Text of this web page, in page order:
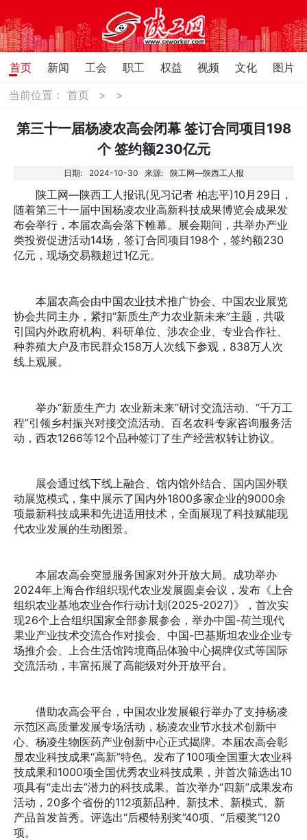
首页 新闻 工会 职工 权益 视频 文化
图片
当前位置：首页 > >
第三十一届杨凌农高会闭幕 签订合同项目198
个 签约额230亿元
日期: 2024-10-30 来源: 陕工网—陕西工人报
陕工网—陕西工人报讯(见习记者 柏志平)10月29日，
随着第三十一届中国杨凌农业高新科技成果博览会成果发
布会举行，本届农高会落下帷幕。展会期间，共举办产业
类投资促进活动14场，签订合同项目198个，签约额230
亿元，现场交易额超过1亿元。
本届农高会由中国农业技术推广协会、中国农业展览
协会共同主办，紧扣“新质生产力农业新未来”主题，共吸
引国内外政府机构、科研单位、涉农企业、专业合作社、
种养殖大户及市民群众158万人次线下参观，838万人次
线上观展。
举办“新质生产力 农业新未来”研讨交流活动、“千万工
程”引领乡村振兴对接交流活动、百名农科专家咨询服务活
动，西农1266等12个品种签订了生产经营权转让协议。
展会通过线下线上融合、馆内馆外结合、国内国外联
动展览模式，集中展示了国内外1800多家企业的9000余
项最新科技成果和先进适用技术，全面展现了科技赋能现
代农业发展的生动图景。
本届农高会突显服务国家对外开放大局。成功举办
2024年上海合作组织现代农业发展圆桌会议，发布《上合
组织农业基地农业合作行动计划(2025-2027)》，首次实
现26个上合组织国家全部参展参会，举办中国-荷兰现代
果业产业技术交流合作对接会、中国-巴基斯坦农业企业专
场推介会、上合生活馆跨境商品体验中心揭牌仪式等国际
交流活动，丰富拓展了高能级对外开放平台。
借助农高会平台，中国农业发展银行举办了支持杨凌
示范区高质量发展专场活动，杨凌农业节水技术创新中
心、杨凌生物医药产业创新中心正式揭牌。本届农高会彰
显农业科技成果“高新”特色。发布了100项全国重大农业科
技成果和1000项全国优秀农业科技成果，并首次筛选出10
项具有“走出去”潜力的科技成果。首次举办“四新”成果发布
活动，20多个省份的112项新品种、新技术、新模式、新
产品首发首秀。评选出“后稷特别奖”40项、“后稷奖”120
项。